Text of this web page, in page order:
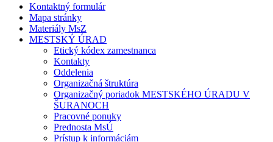
Kontaktný formulár
Mapa stránky
Materiály MsZ
MESTSKÝ ÚRAD
Etický kódex zamestnanca
Kontakty
Oddelenia
Organizačná štruktúra
Organizačný poriadok MESTSKÉHO ÚRADU V
ŠURANOCH
Pracovné ponuky
Prednosta MsÚ
Prístup k informáciám